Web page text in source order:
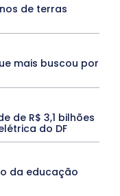
SARAMPO
TIC TAC
Mais
de terras
mais buscou por
de R$ 3,1 bilhões
do DF
da educação